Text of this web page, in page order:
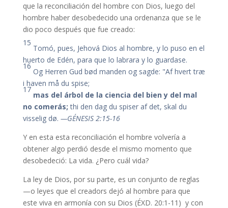
que la reconciliación del hombre con Dios, luego del
hombre haber desobedecido una ordenanza que se le
dio poco después que fue creado:
15
Tomó, pues, Jehová Dios al hombre, y lo puso en el
huerto de Edén, para que lo labrara y lo guardase.
16
Og Herren Gud bød manden og sagde: "Af hvert træ
i haven må du spise;
17
mas del árbol de la ciencia del bien y del mal
no comerás; thi den dag du spiser af det, skal du
visselig dø. —GÉNESIS 2:15-16
Y en esta esta reconciliación el hombre volvería a
obtener algo perdió desde el mismo momento que
desobedeció: La vida. ¿Pero cuál vida?
La ley de Dios, por su parte, es un conjunto de reglas
—o leyes que el creadors dejó al hombre para que
este viva en armonía con su Dios (ÉXD. 20:1-11) y con